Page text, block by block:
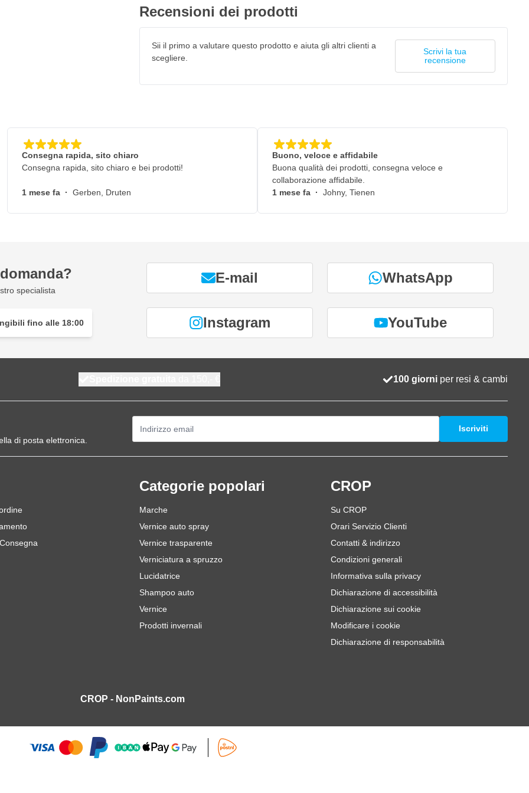
da 150 mm P800
prolungato e intensivo
con il tuo pad di levigatura
lunga durata
con pad di supporto da
Recensioni dei prodotti
Sii il primo a valutare questo prodotto e aiuta gli altri clienti a
scegliere.
Scrivi la tua
recensione
Consegna rapida, sito chiaro
Consegna rapida, sito chiaro e bei prodotti!
1 mese fa · Gerben, Druten
Buono, veloce e affidabile
Buona qualità dei prodotti, consegna veloce e
collaborazione affidabile.
1 mese fa · Johny, Tienen
specialista
fino alle 18:00
E-mail WhatsApp
Instagram YouTube
100 giorni per resi & cambi
di posta elettronica.
Iscriviti
Categorie popolari
Marche
Vernice auto spray
Vernice trasparente
Verniciatura a spruzzo
Lucidatrice
Shampoo auto
Vernice
Prodotti invernali
CROP
Su CROP
Orari Servizio Clienti
Contatti & indirizzo
Condizioni generali
Informativa sulla privacy
Dichiarazione di accessibilità
Dichiarazione sui cookie
Modificare i cookie
Dichiarazione di responsabilità
CROP - NonPaints.com